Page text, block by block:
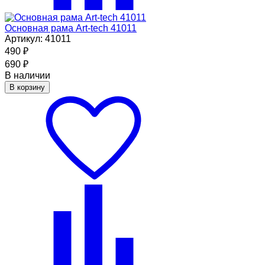
Основная рама Art-tech 41011
Артикул: 41011
490 ₽
690 ₽
В наличии
В корзину